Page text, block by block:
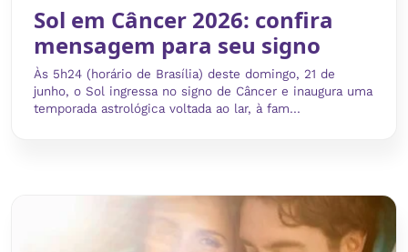
Sol em Câncer 2026: confira
mensagem para seu signo
Às 5h24 (horário de Brasília) deste domingo, 21 de
junho, o Sol ingressa no signo de Câncer e inaugura uma
temporada astrológica voltada ao lar, à fam...